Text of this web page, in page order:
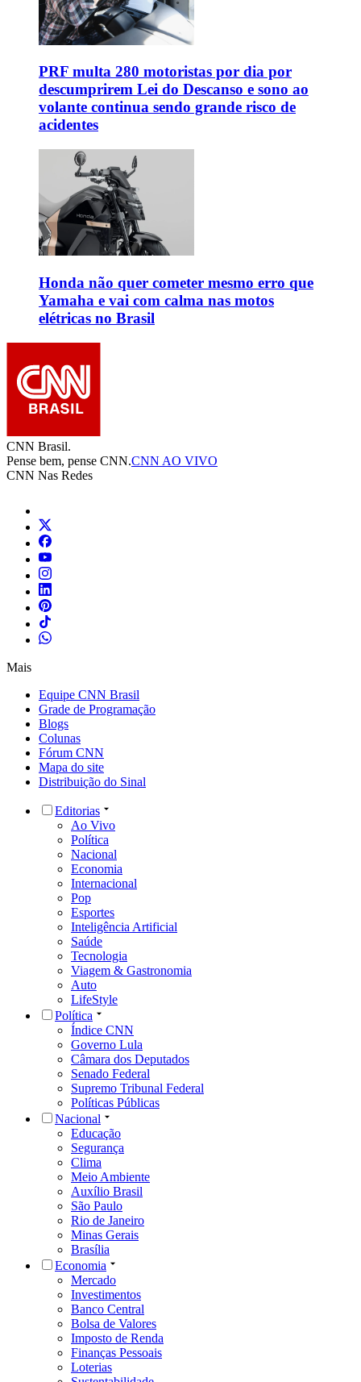
PRF multa 280 motoristas por dia por
descumprirem Lei do Descanso e sono ao
volante continua sendo grande risco de
acidentes
Honda não quer cometer mesmo erro que
Yamaha e vai com calma nas motos
elétricas no Brasil
CNN Brasil.
Pense bem, pense CNN.CNN AO VIVO
CNN Nas Redes
Mais
Equipe CNN Brasil
Grade de Programação
Blogs
Colunas
Fórum CNN
Mapa do site
Distribuição do Sinal
Editorias
Ao Vivo
Política
Nacional
Economia
Internacional
Pop
Esportes
Inteligência Artificial
Saúde
Tecnologia
Viagem & Gastronomia
Auto
LifeStyle
Política
Índice CNN
Governo Lula
Câmara dos Deputados
Senado Federal
Supremo Tribunal Federal
Políticas Públicas
Nacional
Educação
Segurança
Clima
Meio Ambiente
Auxílio Brasil
São Paulo
Rio de Janeiro
Minas Gerais
Brasília
Economia
Mercado
Investimentos
Banco Central
Bolsa de Valores
Imposto de Renda
Finanças Pessoais
Loterias